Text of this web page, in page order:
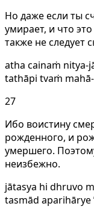
Но даже если ты
умирает, и что
также не следует
atha cainaṁ nitya-
tathāpi tvaṁ
27
Ибо воистину
рожденного, и
умершего.
неизбежно.
jātasya hi dhruvo
tasmād